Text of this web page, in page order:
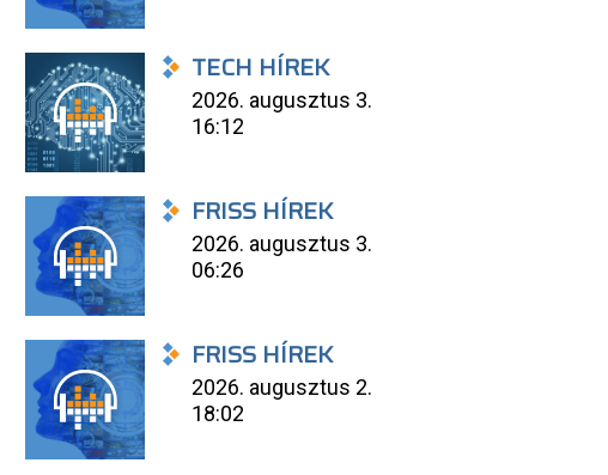
TECH HÍREK
2026. augusztus 3.
16:12
FRISS HÍREK
2026. augusztus 3.
06:26
FRISS HÍREK
2026. augusztus 2.
18:02